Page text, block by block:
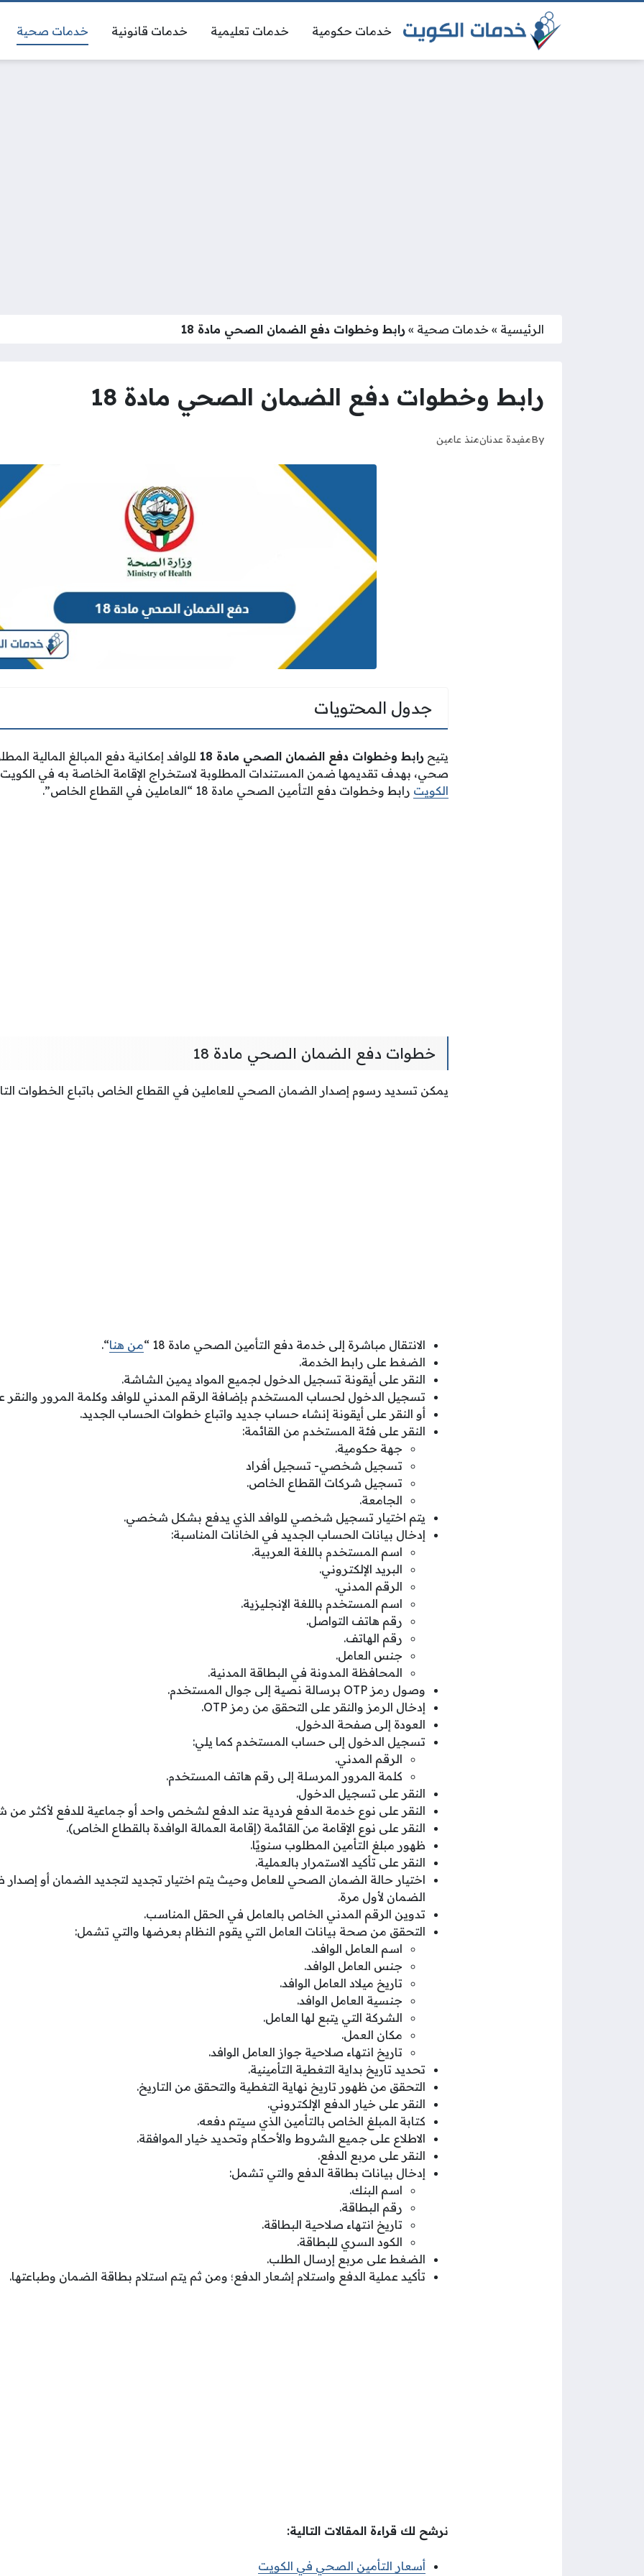
خدمات حكومية خدمات تعليمية خدمات قانونية خدمات صحية
الرئيسية » خدمات صحية »رابط وخطوات دفع الضمان الصحي مادة 18
رابط وخطوات دفع الضمان الصحي مادة 18
Byمفيدة عدنانمنذ عامين
جدول المحتويات
يتيح رابط وخطوات دفع الضمان الصحي مادة 18
للوافد إمكانية دفع المبالغ المالية
صحي، بهدف تقديمها ضمن المستندات المطلوبة لاستخراج الإقامة الخاصة به في
الكويت رابط وخطوات دفع التأمين الصحي مادة 18 “العاملين في القطاع الخاص”.
خطوات دفع الضمان الصحي مادة 18
يمكن تسديد رسوم إصدار الضمان الصحي للعاملين في القطاع الخاص باتباع الخطوات
الانتقال مباشرة إلى خدمة دفع التأمين الصحي مادة 18 “ من هنا“.
الضغط على رابط الخدمة.
النقر على أيقونة تسجيل الدخول لجميع المواد يمين الشاشة.
تسجيل الدخول لحساب المستخدم بإضافة الرقم المدني للوافد وكلمة المرور
أو النقر على أيقونة إنشاء حساب جديد واتباع خطوات الحساب الجديد.
النقر على فئة المستخدم من القائمة:
جهة حكومية.
تسجيل شخصي- تسجيل أفراد
تسجيل شركات القطاع الخاص.
الجامعة.
يتم اختيار تسجيل شخصي للوافد الذي يدفع بشكل شخصي.
إدخال بيانات الحساب الجديد في الخانات المناسبة:
اسم المستخدم باللغة العربية.
البريد الإلكتروني.
الرقم المدني.
اسم المستخدم باللغة الإنجليزية.
رقم هاتف التواصل.
رقم الهاتف.
جنس العامل.
المحافظة المدونة في البطاقة المدنية.
وصول رمز OTP برسالة نصية إلى جوال المستخدم.
إدخال الرمز والنقر على التحقق من رمز OTP.
العودة إلى صفحة الدخول.
تسجيل الدخول إلى حساب المستخدم كما يلي:
الرقم المدني.
كلمة المرور المرسلة إلى رقم هاتف المستخدم.
النقر على تسجيل الدخول.
النقر على نوع خدمة الدفع فردية عند الدفع لشخص واحد أو جماعية للدفع لأكثر
النقر على نوع الإقامة من القائمة (إقامة العمالة الوافدة بالقطاع الخاص).
ظهور مبلغ التأمين المطلوب سنويًا.
النقر على تأكيد الاستمرار بالعملية.
اختيار حالة الضمان الصحي للعامل وحيث يتم اختيار تجديد لتجديد الضمان أو
الضمان لأول مرة.
تدوين الرقم المدني الخاص بالعامل في الحقل المناسب.
التحقق من صحة بيانات العامل التي يقوم النظام بعرضها والتي تشمل:
اسم العامل الوافد.
جنس العامل الوافد.
تاريخ ميلاد العامل الوافد.
جنسية العامل الوافد.
الشركة التي يتبع لها العامل.
مكان العمل.
تاريخ انتهاء صلاحية جواز العامل الوافد.
تحديد تاريخ بداية التغطية التأمينية.
التحقق من ظهور تاريخ نهاية التغطية والتحقق من التاريخ.
النقر على خيار الدفع الإلكتروني.
كتابة المبلغ الخاص بالتأمين الذي سيتم دفعه.
الاطلاع على جميع الشروط والأحكام وتحديد خيار الموافقة.
النقر على مربع الدفع.
إدخال بيانات بطاقة الدفع والتي تشمل:
اسم البنك.
رقم البطاقة.
تاريخ انتهاء صلاحية البطاقة.
الكود السري للبطاقة.
الضغط على مربع إرسال الطلب.
تأكيد عملية الدفع واستلام إشعار الدفع؛ ومن ثم يتم استلام بطاقة الضمان وطباعتها.
نرشح لك قراءة المقالات التالية:
أسعار التأمين الصحي في الكويت